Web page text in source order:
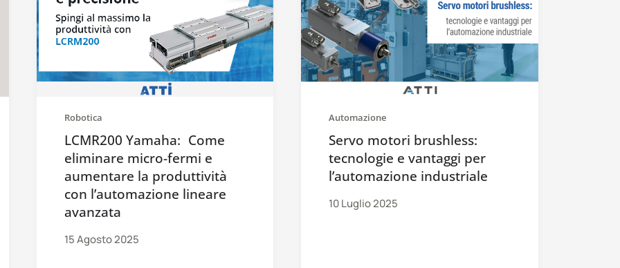
Robotica
LCMR200 Yamaha: Come
eliminare micro-fermi e
aumentare la produttività
con l’automazione lineare
avanzata
15 Agosto 2025
Automazione
Servo motori brushless:
tecnologie e vantaggi per
l’automazione industriale
10 Luglio 2025